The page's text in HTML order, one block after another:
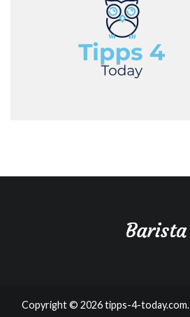
Copyright © 2026tipps-4-today.com